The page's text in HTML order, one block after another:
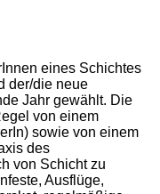
eines Schichtes
der/die neue
Jahr gewählt. Die
von einem
sowie von einem
des
von Schicht zu
Ausflüge,